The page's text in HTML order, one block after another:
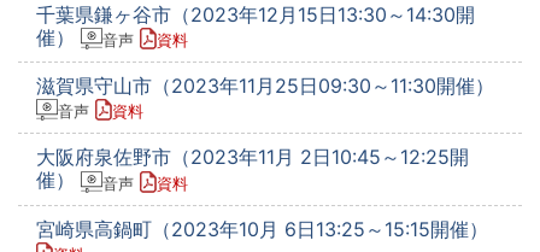
千葉県鎌ヶ谷市（2023年12月15日13:30～14:30開
催）
音声 資料
滋賀県守山市（2023年11月25日09:30～11:30開催）
音声 資料
大阪府泉佐野市（2023年11月 2日10:45～12:25開
催）
音声 資料
宮崎県高鍋町（2023年10月 6日13:25～15:15開催）